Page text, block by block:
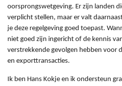
oorsprongswetgeving. Er zijn landen
verplicht stellen, maar er valt
je deze regelgeving goed toepast.
niet goed zijn ingericht of de kennis
verstrekkende gevolgen hebben voor
en exporttransacties.
Ik ben Hans Kokje en ik ondersteun